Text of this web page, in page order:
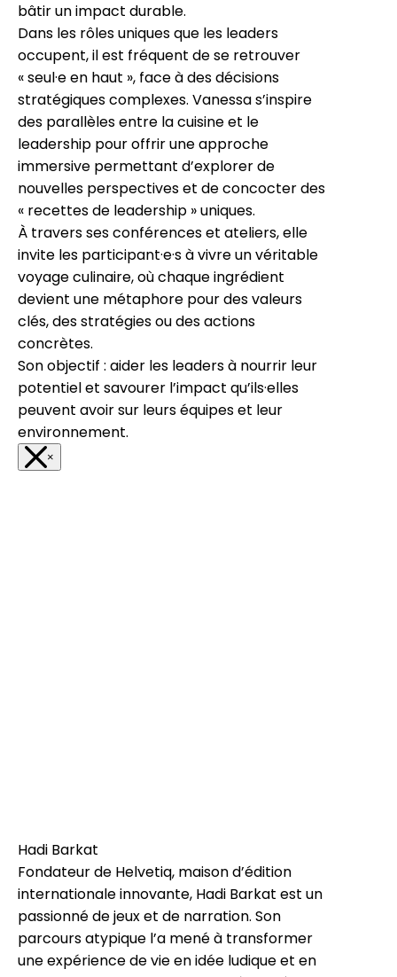
bâtir un impact durable.
Dans les rôles uniques que les leaders
occupent, il est fréquent de se retrouver
« seul·e en haut », face à des décisions
stratégiques complexes. Vanessa s’inspire
des parallèles entre la cuisine et le
leadership pour offrir une approche
immersive permettant d’explorer de
nouvelles perspectives et de concocter des
« recettes de leadership » uniques.
À travers ses conférences et ateliers, elle
invite les participant·e·s à vivre un véritable
voyage culinaire, où chaque ingrédient
devient une métaphore pour des valeurs
clés, des stratégies ou des actions
concrètes.
Son objectif : aider les leaders à nourrir leur
potentiel et savourer l’impact qu’ils·elles
peuvent avoir sur leurs équipes et leur
environnement.
×
Hadi Barkat
Fondateur de Helvetiq, maison d’édition
internationale innovante, Hadi Barkat est un
passionné de jeux et de narration. Son
parcours atypique l’a mené à transformer
une expérience de vie en idée ludique et en